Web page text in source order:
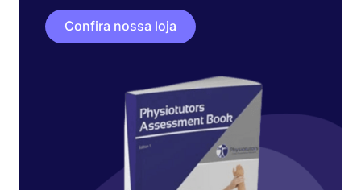
Confira nossa loja